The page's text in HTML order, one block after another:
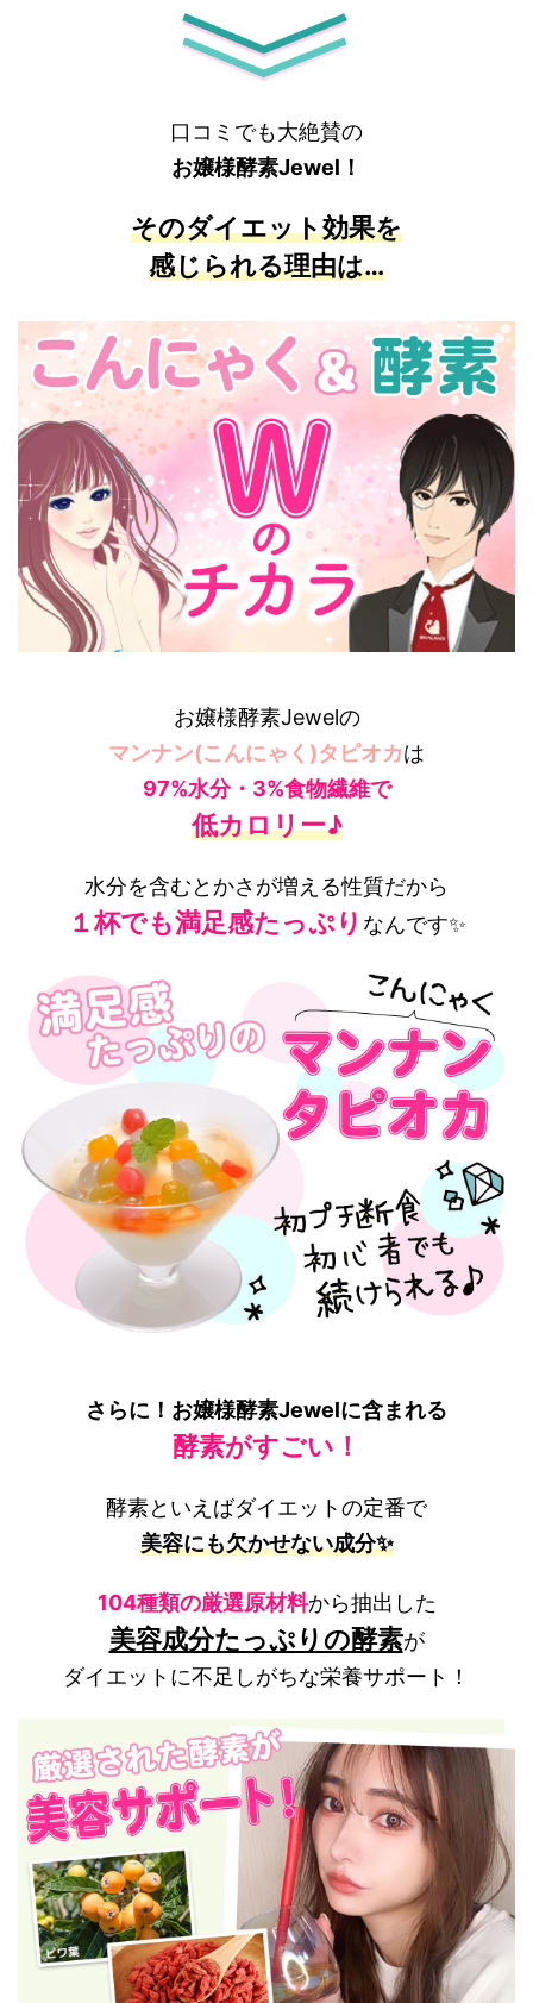
口コミでも大絶賛の
お嬢様酵素Jewel！
そのダイエット効果を
感じられる理由は…
お嬢様酵素Jewelの
マンナン(こんにゃく)タピオカは
97%水分・3%食物繊維で
低カロリー♪
水分を含むとかさが増える性質だから
１杯でも満足感たっぷり なんです✨
さらに！お嬢様酵素Jewelに含まれる
酵素がすごい！
酵素といえばダイエットの定番で
美容にも欠かせない成分✨
104種類の厳選原材料から抽出した
美容成分たっぷりの酵素が
ダイエットに不足しがちな栄養サポート！